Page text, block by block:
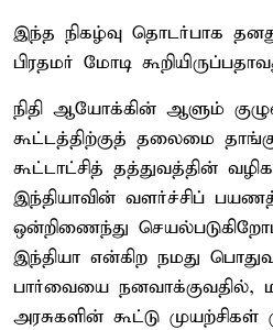
இந்த நிகழ்வு தொடர்பாக
பிரதமர் மோடி
நிதி ஆயோக்கின் ஆளும்
கூட்டத்திற்குத் தலைமை
கூட்டாட்சித் தத்துவத்தின்
இந்தியாவின் வளர்ச்சிப்
ஒன்றிணைந்து
இந்தியா என்கிற நமது
பார்வையை நனவாக்குவதில்,
அரசுகளின் கூட்டு முயற்சிகள்